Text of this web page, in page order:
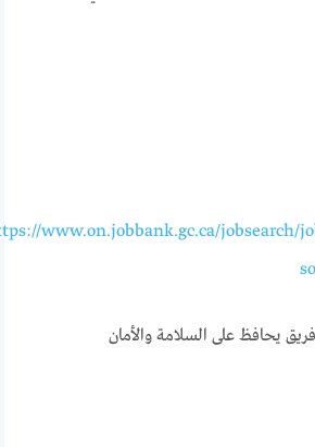
www.on.jobbank.gc.ca/jobsearch/
يحافظ على السلامة والأمان